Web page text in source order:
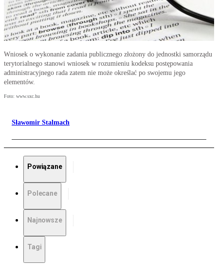
Wniosek o wykonanie zadania publicznego złożony do jednostki samorządu
terytorialnego stanowi wniosek w rozumieniu kodeksu postępowania
administracyjnego rada zatem nie może określać po swojemu jego
elementów.
Foto: www.sxc.hu
Sławomir Stalmach
Powiązane
Polecane
Najnowsze
Tagi